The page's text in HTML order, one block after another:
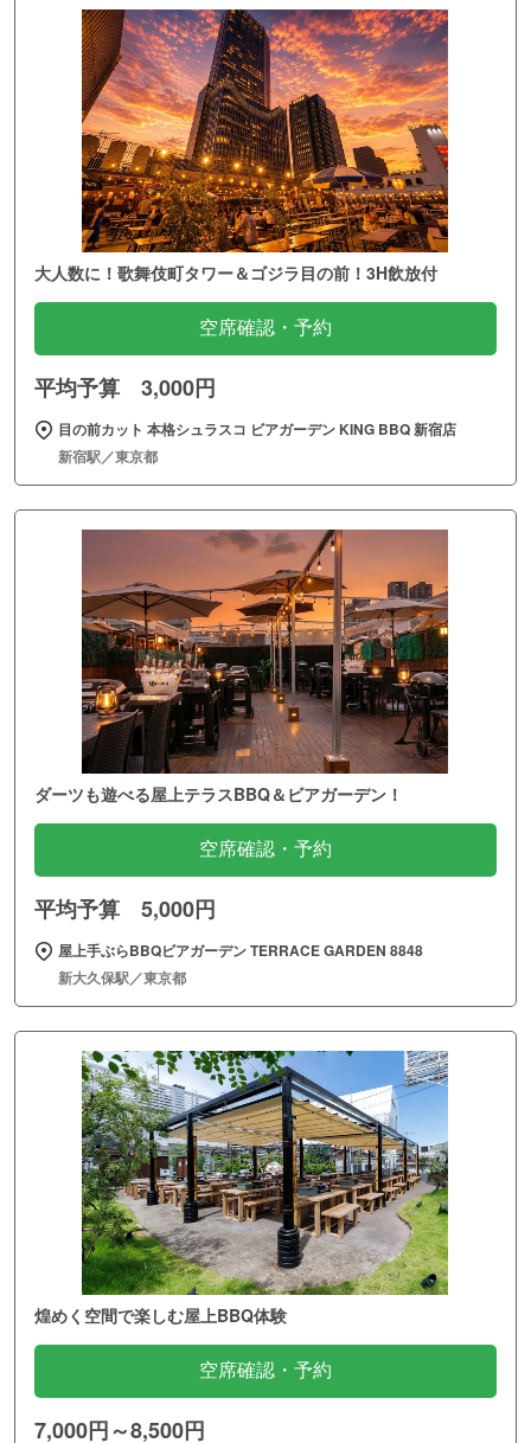
大人数に！歌舞伎町タワー＆ゴジラ目の前！3H飲放付
空席確認・予約
平均予算 3,000円
目の前カット 本格シュラスコ ビアガーデン KING BBQ 新宿店
新宿駅／東京都
ダーツも遊べる屋上テラスBBQ＆ビアガーデン！
空席確認・予約
平均予算 5,000円
屋上手ぶらBBQビアガーデン TERRACE GARDEN 8848
新大久保駅／東京都
煌めく空間で楽しむ屋上BBQ体験
空席確認・予約
7,000円～8,500円